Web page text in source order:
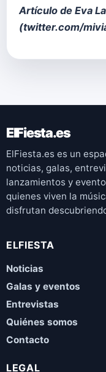
Artículo de Eva
(twitter.com/
ElFiesta.es
ElFiesta.es es un
noticias, galas,
lanzamientos y
quienes viven la
disfrutan
ELFIESTA
Noticias
Galas y eventos
Entrevistas
Quiénes somos
Contacto
LEGAL